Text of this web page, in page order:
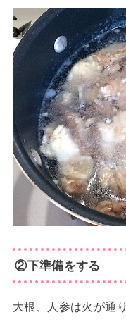
②下準備をする
大根、人参は火が通